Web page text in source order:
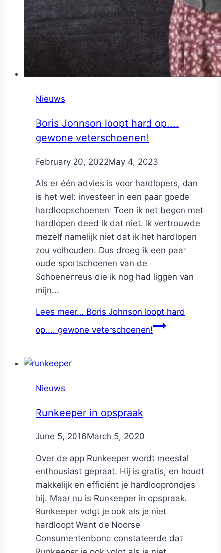
Nieuws
Boris Johnson loopt hard op....
gewone veterschoenen!
ByNicole
February 20, 2022May 4, 2023
Als er één advies is voor hardlopers, dan
is het wel: investeer in een paar goede
hardloopschoenen! Toen ik net begon met
hardlopen deed ik dat niet. Ik vertrouwde
mezelf namelijk niet dat ik het hardlopen
zou volhouden. Dus droeg ik een paar
oude sportschoenen van de
Schoenenreus die ik nog had liggen van
mijn...
Lees meer… Boris Johnson loopt hard
op.... gewone veterschoenen!
Nieuws
Runkeeper in opspraak
ByNicole
June 5, 2016March 5, 2020
Over de app Runkeeper wordt meestal
enthousiast gepraat. Hij is gratis, en houdt
makkelijk en efficiënt je hardlooprondjes
bij. Maar nu is Runkeeper in opspraak.
Runkeeper volgt je ook als je niet
hardloopt Want de Noorse
Consumentenbond constateerde dat